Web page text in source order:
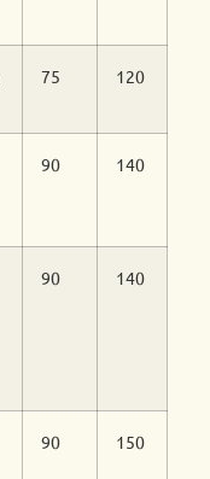
75 120
90 140
90 140
90 150